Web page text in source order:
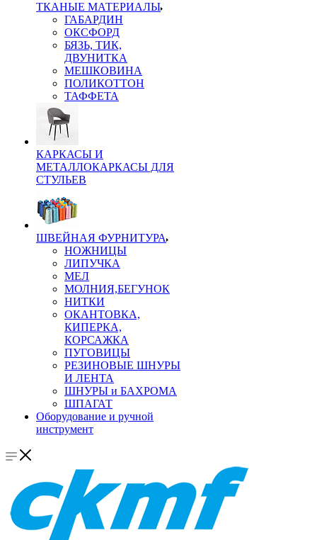
ТКАНЫЕ МАТЕРИАЛЫ
ГАБАРДИН
ОКСФОРД
БЯЗЬ, ТИК,
ДВУНИТКА
МЕШКОВИНА
ПОЛИКОТТОН
ТАФФЕТА
КАРКАСЫ И
МЕТАЛЛОКАРКАСЫ ДЛЯ
СТУЛЬЕВ
ШВЕЙНАЯ ФУРНИТУРА
НОЖНИЦЫ
ЛИПУЧКА
МЕЛ
МОЛНИЯ,БЕГУНОК
НИТКИ
ОКАНТОВКА,
КИПЕРКА,
КОРСАЖКА
ПУГОВИЦЫ
РЕЗИНОВЫЕ ШНУРЫ
И ЛЕНТА
ШНУРЫ и БАХРОМА
ШПАГАТ
Оборудование и ручной
инструмент